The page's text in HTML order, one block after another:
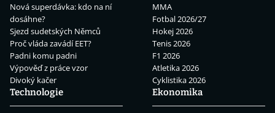
Nová superdávka: kdo na ní
dosáhne?
Sjezd sudetských Němců
Proč vláda zavádí EET?
Padni komu padni
Výpověď z práce vzor
Divoký kačer
MMA
Fotbal 2026/27
Hokej 2026
Tenis 2026
F1 2026
Atletika 2026
Cyklistika 2026
Technologie
Ekonomika